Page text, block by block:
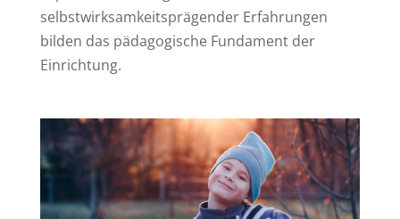
selbstwirksamkeitsprägender Erfahrungen
bilden das pädagogische Fundament der
Einrichtung.